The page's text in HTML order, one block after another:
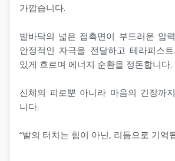
가깝습니다.
발바닥의 넓은 접촉면이 부드러운 압
안정적인 자극을 전달하고 테라피스
있게 흐르며 에너지 순환을 정돈합니다.
신체의 피로뿐 아니라 마음의 긴장까
니다.
“발의 터치는 힘이 아닌, 리듬으로 기억